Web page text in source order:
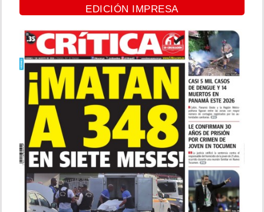
EDICIÓN IMPRESA